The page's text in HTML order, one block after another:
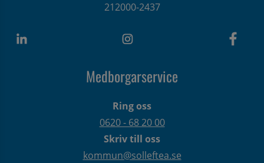
212000-2437
Medborgarservice
Ring oss
0620 - 68 20 00
Skriv till oss
kommun@solleftea.se